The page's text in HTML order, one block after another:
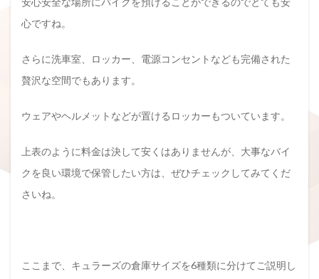
心ですね。
さらに洗車室、ロッカー、電源コンセントなども完備された
贅沢な空間でもあります。
ウェアやヘルメットなどが置けるロッカーもついています。
上表のように料金は決して安くはありませんが、大事なバイ
クを良い環境で保管したい方は、ぜひチェックしてみてくだ
さいね。
ここまで、キュラーズの倉庫サイズを6種類に分けてご説明し